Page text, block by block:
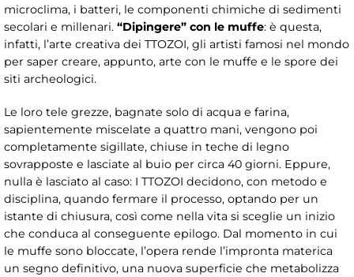
microclima, i batteri, le componenti chimiche di sedimenti
secolari e millenari. “Dipingere” con le muffe: è questa,
infatti, l’arte creativa dei TTOZOI, gli artisti famosi nel mondo
per saper creare, appunto, arte con le muffe e le spore dei
siti archeologici.
Le loro tele grezze, bagnate solo di acqua e farina,
sapientemente miscelate a quattro mani, vengono poi
completamente sigillate, chiuse in teche di legno
sovrapposte e lasciate al buio per circa 40 giorni. Eppure,
nulla è lasciato al caso: I TTOZOI decidono, con metodo e
disciplina, quando fermare il processo, optando per un
istante di chiusura, così come nella vita si sceglie un inizio
che conduca al conseguente epilogo. Dal momento in cui
le muffe sono bloccate, l’opera rende l’impronta materica
un segno definitivo, una nuova superficie che metabolizza